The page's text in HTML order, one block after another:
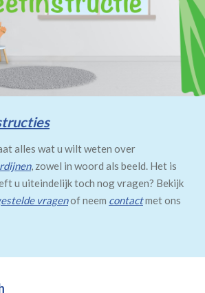
alles wat u wilt weten over
, zowel in woord als beeld. Het is
u uiteindelijk toch nog vragen? Bekijk
vragenof neem contactmet ons